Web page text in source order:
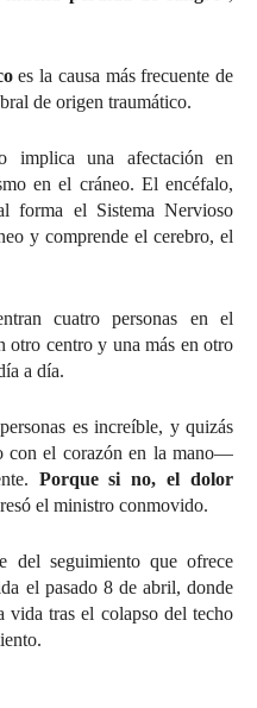
es la causa más frecuente de
de origen traumático.
implica una afectación en
en el cráneo. El encéfalo,
forma el Sistema Nervioso
y comprende el cerebro, el
cuatro personas en el
otro centro y una más en otro
a día.
es increíble, y quizás
el corazón en la mano—
Porque si no, el dolor
el ministro conmovido.
del seguimiento que ofrece
el pasado 8 de abril, donde
vida tras el colapso del techo